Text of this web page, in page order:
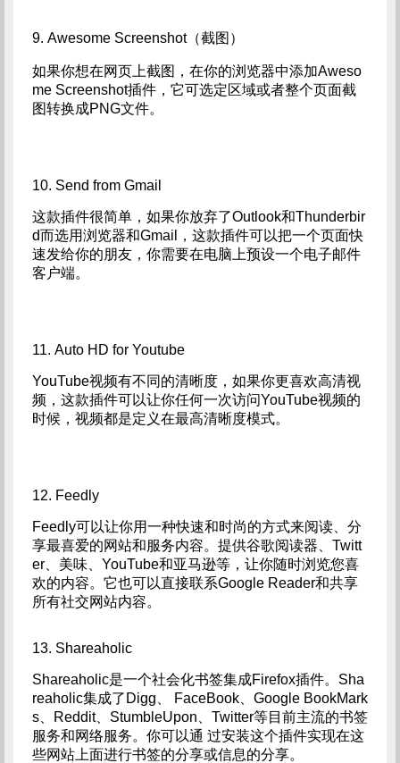
9. Awesome Screenshot（截图）
如果你想在网页上截图，在你的浏览器中添加Aweso
me Screenshot插件，它可选定区域或者整个页面截
图转换成PNG文件。
10. Send from Gmail
这款插件很简单，如果你放弃了Outlook和Thunderbir
d而选用浏览器和Gmail，这款插件可以把一个页面快
速发给你的朋友，你需要在电脑上预设一个电子邮件
客户端。
11. Auto HD for Youtube
YouTube视频有不同的清晰度，如果你更喜欢高清视
频，这款插件可以让你任何一次访问YouTube视频的
时候，视频都是定义在最高清晰度模式。
12. Feedly
Feedly可以让你用一种快速和时尚的方式来阅读、分
享最喜爱的网站和服务内容。提供谷歌阅读器、Twitt
er、美味、YouTube和亚马逊等，让你随时浏览您喜
欢的内容。它也可以直接联系Google Reader和共享
所有社交网站内容。
13. Shareaholic
Shareaholic是一个社会化书签集成Firefox插件。Sha
reaholic集成了Digg、 FaceBook、Google BookMark
s、Reddit、StumbleUpon、Twitter等目前主流的书签
服务和网络服务。你可以通 过安装这个插件实现在这
些网站上面进行书签的分享或信息的分享。